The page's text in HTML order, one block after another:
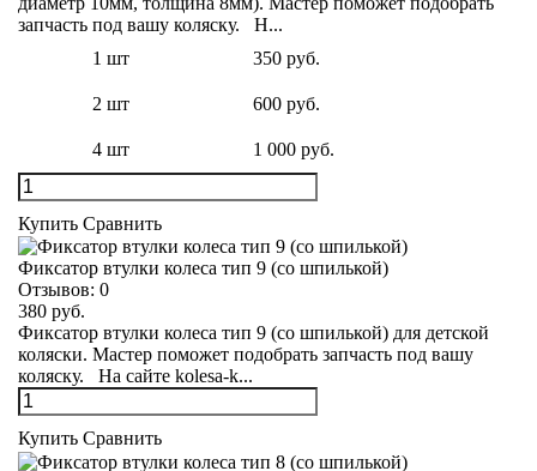
запчасть под вашу коляску. Н...
1 шт
350 руб.
2 шт 600 руб.
4 шт 1 000 руб.
Купить Сравнить
Фиксатор втулки колеса тип 9 (со шпилькой)
Отзывов: 0
380 руб.
Фиксатор втулки колеса тип 9 (со шпилькой) для детской
коляски. Мастер поможет подобрать запчасть под вашу
коляску. На сайте kolesa-k...
Купить Сравнить